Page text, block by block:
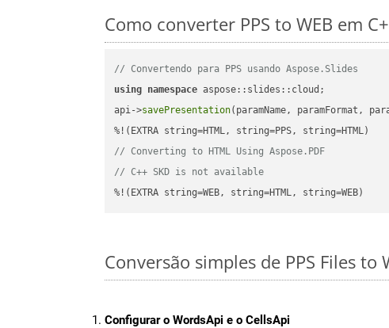
Como converter PPS to WEB em
// Convertendo para PPS usando Aspose.Slides
using namespace aspose::slides::cloud;
api->savePresentation(paramName, paramFormat,
// Converting to HTML Using Aspose.PDF
// C++ SKD is not available
%!(EXTRA string=WEB, string=HTML, string=WEB)
Conversão simples de PPS Files to
Configurar o WordsApi e o CellsApi